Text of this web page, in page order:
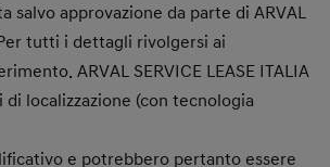
salvo approvazione da parte di ARVAL
Per tutti i dettagli rivolgersi ai
ARVAL SERVICE LEASE ITALIA
localizzazione (con tecnologia
e potrebbero pertanto essere